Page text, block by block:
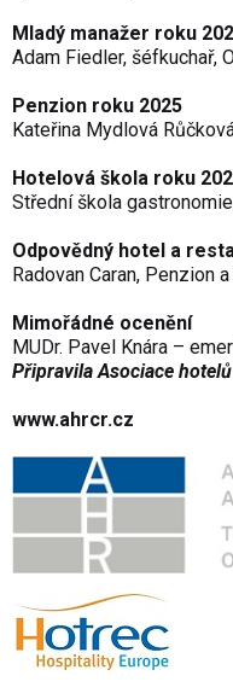
Mladý manažer roku
Adam Fiedler, šéfkuchař,
Penzion roku 2025
Kateřina Mydlová Růčkov
Hotelová škola roku
Středníškola
Odpovědný hotel a
Radovan Caran, Penzion
Mimořádné ocenění
MUDr. Pavel Knára –
Připravila Asociace
www.ahrcr.cz